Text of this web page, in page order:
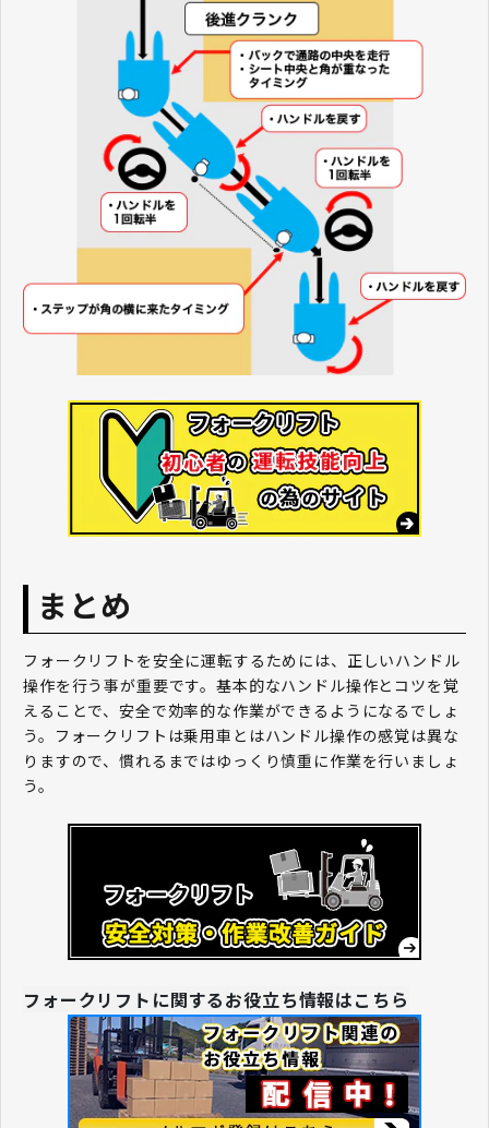
まとめ
フォークリフトを安全に運転するためには、正しいハンドル
操作を行う事が重要です。基本的なハンドル操作とコツを覚
えることで、安全で効率的な作業ができるようになるでしょ
う。フォークリフトは乗用車とはハンドル操作の感覚は異な
りますので、慣れるまではゆっくり慎重に作業を行いましょ
う。
フォークリフトに関するお役立ち情報はこちら